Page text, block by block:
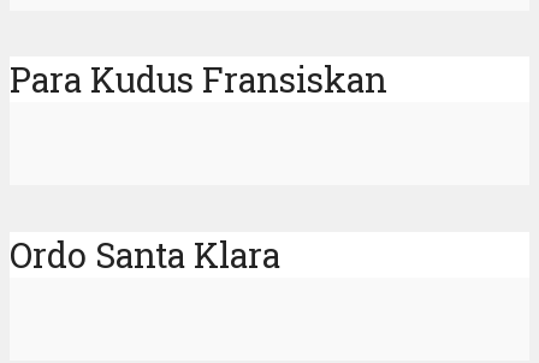
Para Kudus Fransiskan
Ordo Santa Klara